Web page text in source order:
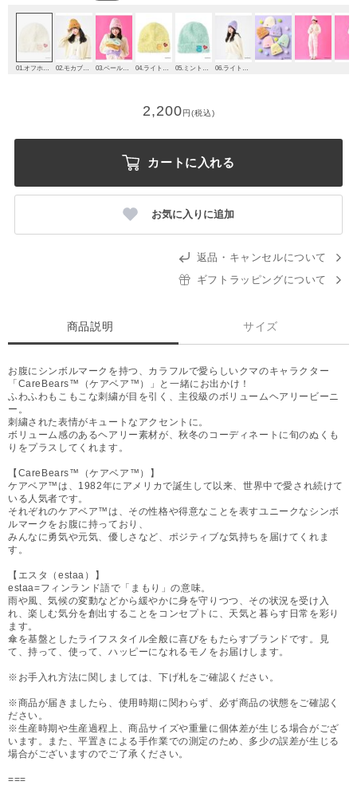
2,200円(税込)
カートに入れる
お気に入りに追加
返品・キャンセルについて
ギフトラッピングについて
商品説明 サイズ
お腹にシンボルマークを持つ、カラフルで愛らしいクマのキャラクター
「CareBears™（ケアベア™）」と一緒にお出かけ！
ふわふわもこもこな刺繍が目を引く、主役級のボリュームヘアリービーニ
ー。
刺繍された表情がキュートなアクセントに。
ボリューム感のあるヘアリー素材が、秋冬のコーディネートに旬のぬくも
りをプラスしてくれます。
【CareBears™（ケアベア™）】
ケアベア™は、1982年にアメリカで誕生して以来、世界中で愛され続けて
いる人気者です。
それぞれのケアベア™は、その性格や得意なことを表すユニークなシンボ
ルマークをお腹に持っており、
みんなに勇気や元気、優しさなど、ポジティブな気持ちを届けてくれま
す。
【エスタ（estaa）】
estaa=フィンランド語で「まもり」の意味。
雨や風、気候の変動などから緩やかに身を守りつつ、その状況を受け入
れ、楽しむ気分を創出することをコンセプトに、天気と暮らす日常を彩り
ます。
傘を基盤としたライフスタイル全般に喜びをもたらすブランドです。見
て、持って、使って、ハッピーになれるモノをお届けします。
※お手入れ方法に関しましては、下げ札をご確認ください。
※商品が届きましたら、使用時期に関わらず、必ず商品の状態をご確認く
ださい。
※生産時期や生産過程上、商品サイズや重量に個体差が生じる場合がござ
います。また、平置きによる手作業での測定のため、多少の誤差が生じる
場合がございますのでご了承ください。
===